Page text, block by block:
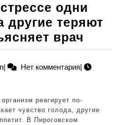
одни
другие теряют
врач
при
а
admin
| Нет комментария|
реагирует по-
чувство голода, другие
В Пироговском